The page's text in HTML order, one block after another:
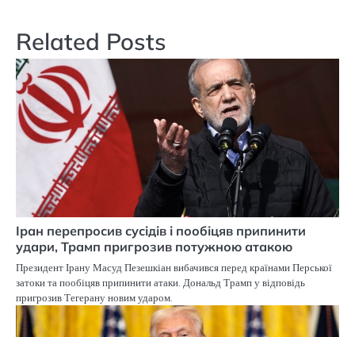
Related Posts
Іран перепросив сусідів і пообіцяв припинити
удари, Трамп пригрозив потужною атакою
Президент Ірану Масуд Пезешкіан вибачився перед країнами Перської
затоки та пообіцяв припинити атаки. Дональд Трамп у відповідь
пригрозив Тегерану новим ударом.